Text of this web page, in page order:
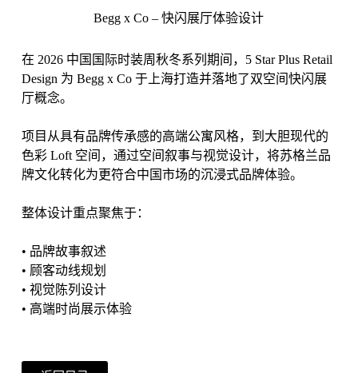
Begg x Co – 快闪展厅体验设计
在 2026 中国国际时装周秋冬系列期间，5 Star Plus Retail
Design 为 Begg x Co 于上海打造并落地了双空间快闪展
厅概念。
项目从具有品牌传承感的高端公寓风格，到大胆现代的
色彩 Loft 空间，通过空间叙事与视觉设计，将苏格兰品
牌文化转化为更符合中国市场的沉浸式品牌体验。
整体设计重点聚焦于：
• 品牌故事叙述
• 顾客动线规划
• 视觉陈列设计
• 高端时尚展示体验